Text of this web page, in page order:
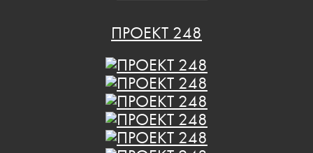
ПРОЕКТ 248